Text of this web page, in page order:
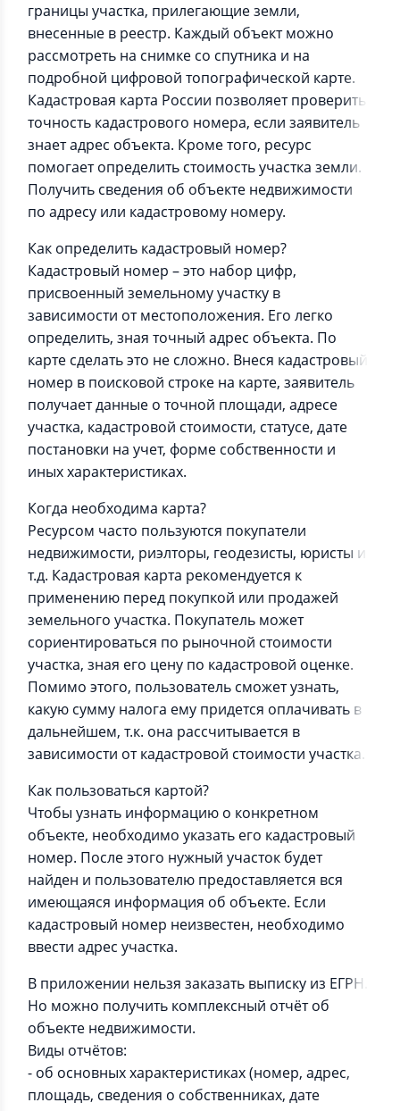
границы участка, прилегающие земли,
внесенные в реестр. Каждый объект можно
рассмотреть на снимке со спутника и на
подробной цифровой топографической карте.
Кадастровая карта России позволяет проверить
точность кадастрового номера, если заявитель
знает адрес объекта. Кроме того, ресурс
помогает определить стоимость участка земли.
Получить сведения об объекте недвижимости
по адресу или кадастровому номеру.
Как определить кадастровый номер?
Кадастровый номер – это набор цифр,
присвоенный земельному участку в
зависимости от местоположения. Его легко
определить, зная точный адрес объекта. По
карте сделать это не сложно. Внеся кадастровый
номер в поисковой строке на карте, заявитель
получает данные о точной площади, адресе
участка, кадастровой стоимости, статусе, дате
постановки на учет, форме собственности и
иных характеристиках.
Когда необходима карта?
Ресурсом часто пользуются покупатели
недвижимости, риэлторы, геодезисты, юристы и
т.д. Кадастровая карта рекомендуется к
применению перед покупкой или продажей
земельного участка. Покупатель может
сориентироваться по рыночной стоимости
участка, зная его цену по кадастровой оценке.
Помимо этого, пользователь сможет узнать,
какую сумму налога ему придется оплачивать в
дальнейшем, т.к. она рассчитывается в
зависимости от кадастровой стоимости участка.
Как пользоваться картой?
Чтобы узнать информацию о конкретном
объекте, необходимо указать его кадастровый
номер. После этого нужный участок будет
найден и пользователю предоставляется вся
имеющаяся информация об объекте. Если
кадастровый номер неизвестен, необходимо
ввести адрес участка.
В приложении нельзя заказать выписку из ЕГРН.
Но можно получить комплексный отчёт об
объекте недвижимости.
Виды отчётов:
- об основных характеристиках (номер, адрес,
площадь, сведения о собственниках, дате